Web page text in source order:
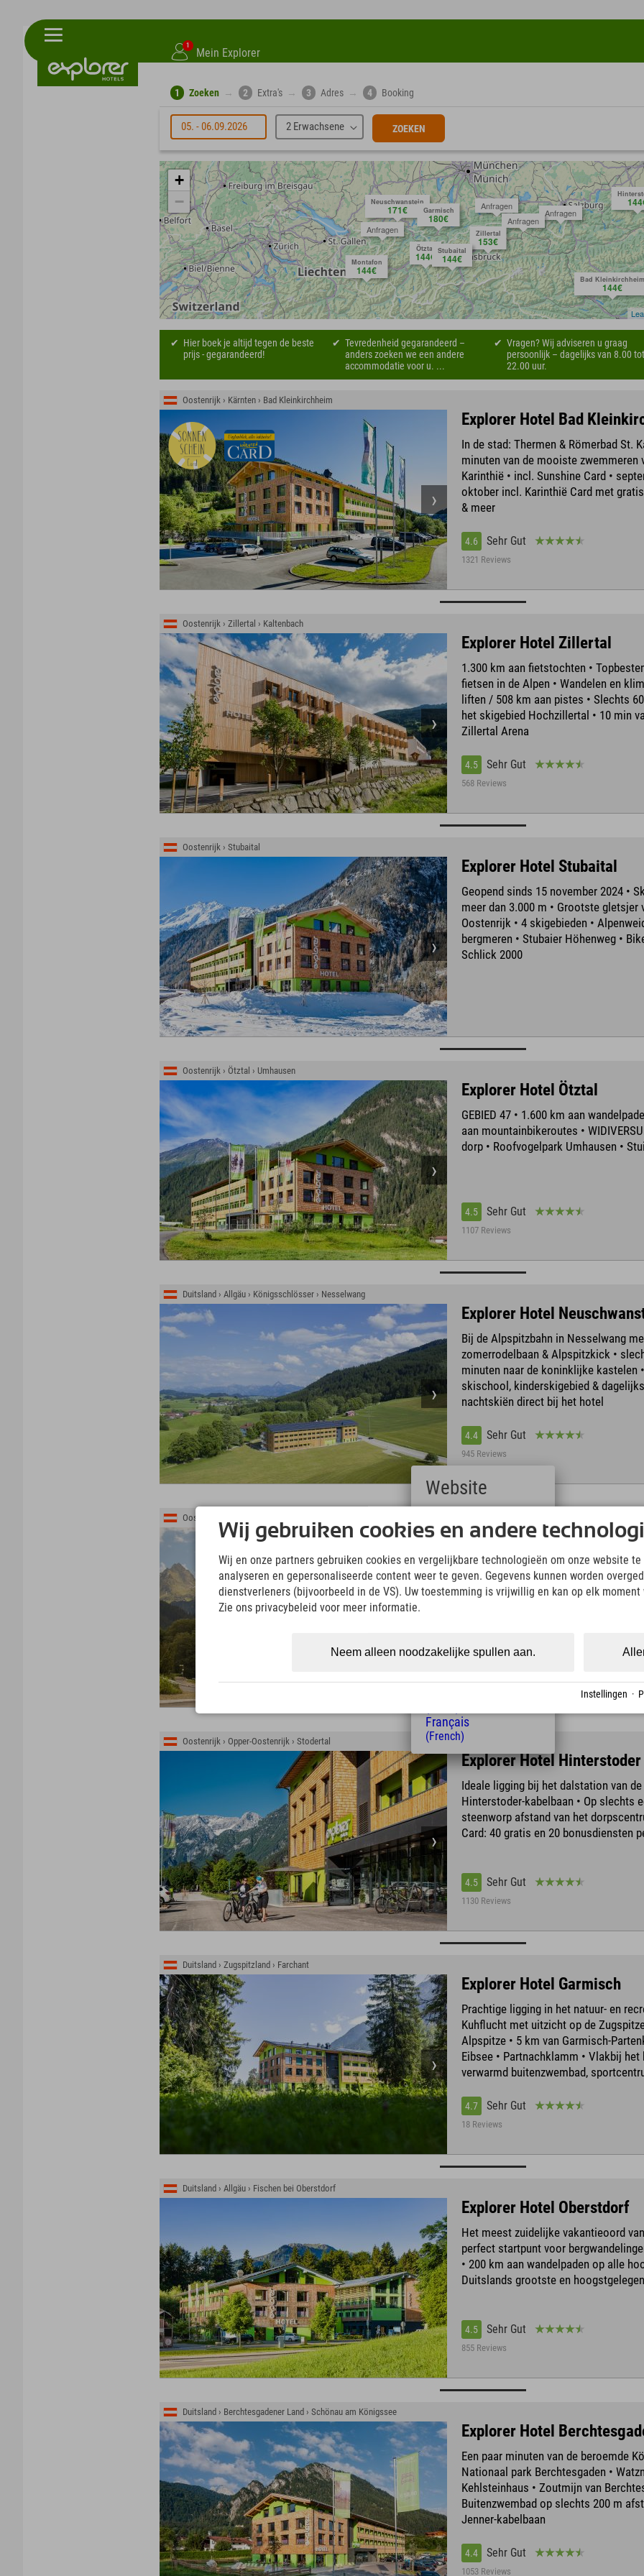
1
Mein Explorer
1 Zoeken → 2 Extra's → 3 Adres → 4 Booking
05. - 06.09.2026 2 Erwachsene ZOEKEN
Bad Kleinkirchheim
144€
Zillertal
153€
Stubaital
144€
Ötztal
144€
Neuschwanstein
171€
Montafon
144€
Garmisch
180€
Anfragen
Anfragen
Anfragen
Anfragen
+
−
Hier boek je altijd tegen de beste
prijs - gegarandeerd!
Tevredenheid gegarandeerd –
anders zoeken we een andere
accommodatie voor u. ...
Vragen? Wij adviseren u graag
persoonlijk – dagelijks van 8.00 tot
22.00 uur.
Oostenrijk › Kärnten › Bad Kleinkirchheim
Explorer Hotel Bad
In de stad: Thermen & Römerbad St.
minuten van de mooiste zwemmeren
Karinthië • incl. Sunshine Card •
oktober incl. Karinthië Card met
& meer
4.6 Sehr Gut
1321 Reviews
Oostenrijk › Zillertal › Kaltenbach
Explorer Hotel Zillertal
1.300 km aan fietstochten •
fietsen in de Alpen • Wandelen en
liften / 508 km aan pistes • Slechts
het skigebied Hochzillertal • 10 min
Zillertal Arena
4.5 Sehr Gut
568 Reviews
Oostenrijk › Stubaital
Explorer Hotel Stubaital
Geopend sinds 15 november 2024 •
meer dan 3.000 m • Grootste gletsjer
Oostenrijk • 4 skigebieden •
bergmeren • Stubaier Höhenweg •
Schlick 2000
Oostenrijk › Ötztal › Umhausen
Explorer Hotel Ötztal
GEBIED 47 • 1.600 km aan
aan mountainbikeroutes •
dorp • Roofvogelpark Umhausen •
4.5 Sehr Gut
1107 Reviews
Duitsland › Allgäu › Königsschlösser › Nesselwang
Explorer Hotel
Bij de Alpspitzbahn in Nesselwang
zomerrodelbaan & Alpspitzkick •
minuten naar de koninklijke kastelen
skischool, kinderskigebied & dagelijks
nachtskiën direct bij het hotel
4.4 Sehr Gut
945 Reviews
Oostenrijk › Montafon › Gaschurn
Explorer Hotel Montafon
Piz Buin, Silvretta-Montafon met 300
skipistes • Silvretta Hochalpenstraße
het bergstrand, 270 km aan fietspaden
4.5 Sehr Gut
Oostenrijk › Opper-Oostenrijk › Stodertal
Explorer Hotel Hinterstoder
Ideale ligging bij het dalstation van de
Hinterstoder-kabelbaan • Op slechts
steenworp afstand van het
Card: 40 gratis en 20 bonusdiensten
4.5 Sehr Gut
1130 Reviews
Duitsland › Zugspitzland › Farchant
Explorer Hotel Garmisch
Prachtige ligging in het natuur- en
Kuhflucht met uitzicht op de
Alpspitze • 5 km van Garmisch-
Eibsee • Partnachklamm • Vlakbij het
verwarmd buitenzwembad,
4.7 Sehr Gut
18 Reviews
Duitsland › Allgäu › Fischen bei Oberstdorf
Explorer Hotel Oberstdorf
Het meest zuidelijke vakantieoord
perfect startpunt voor
• 200 km aan wandelpaden op alle
Duitslands grootste en
4.5 Sehr Gut
855 Reviews
Duitsland › Berchtesgadener Land › Schönau am Königssee
Explorer Hotel
Een paar minuten van de beroemde
Nationaal park Berchtesgaden •
Kehlsteinhaus • Zoutmijn van
Buitenzwembad op slechts 200 m
Jenner-kabelbaan
4.4 Sehr Gut
1053 Reviews
Wij gebruiken cookies en andere
Wij en onze partners gebruiken cookies en vergelijkbare technologieën om onze website te
analyseren en gepersonaliseerde content weer te geven. Gegevens kunnen worden
dienstverleners (bijvoorbeeld in de VS). Uw toestemming is vrijwillig en kan op elk moment
Zie ons privacybeleid voor meer informatie.
Neem alleen noodzakelijke spullen aan.
Instellingen ·
Website
(German)
(English)
Italiano
(Italian)
(Polish)
(Hungarian)
Français
(French)